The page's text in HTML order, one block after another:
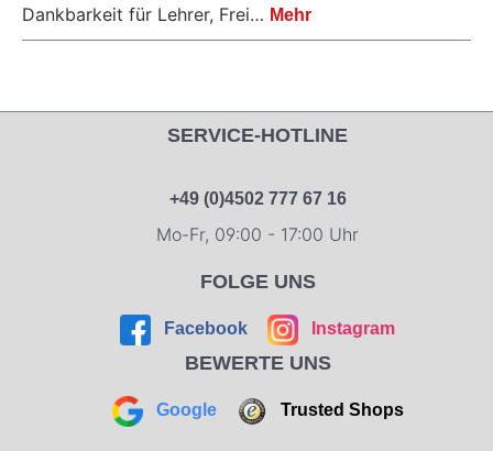
Dankbarkeit für Lehrer, Frei… Mehr
SERVICE-HOTLINE
+49 (0)4502 777 67 16
Mo-Fr, 09:00 - 17:00 Uhr
FOLGE UNS
Facebook Instagram
BEWERTE UNS
Google Trusted Shops